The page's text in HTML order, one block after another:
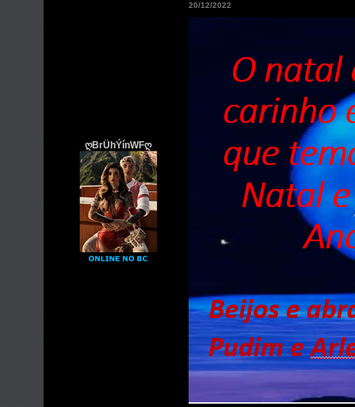
ღBrÜhÝínWFღ
20/12/2022